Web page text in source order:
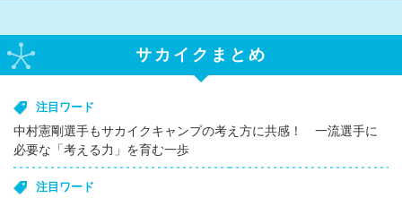
サカイクまとめ
注目ワード
中村憲剛選手もサカイクキャンプの考え方に共感！ 一流選手に
必要な「考える力」を育む一歩
注目ワード